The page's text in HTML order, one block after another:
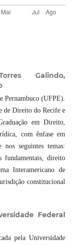
Galindo,
Pernambuco (UFPE).
de Direito do Recife e
em Direito,
com ênfase em
seguintes temas:
fundamentais, direito
Interamericano de
constitucional
Federal
pela Universidade